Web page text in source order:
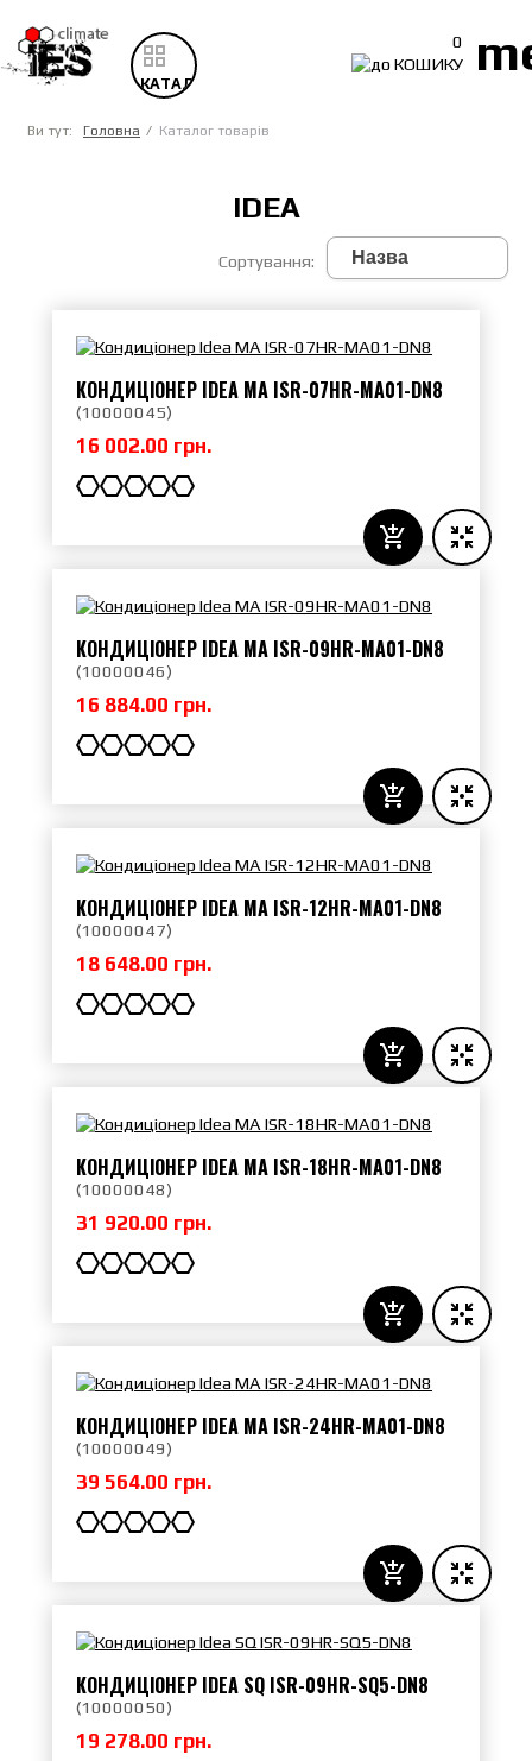
КАТАЛОГ
0
Ви тут: Головна Каталог товарів
IDEA
Сортування:
КОНДИЦІОНЕР IDEA MA ISR-07HR-MA01-DN8
(10000045)
16 002.00 грн.
КОНДИЦІОНЕР IDEA MA ISR-09HR-MA01-DN8
(10000046)
16 884.00 грн.
КОНДИЦІОНЕР IDEA MA ISR-12HR-MA01-DN8
(10000047)
18 648.00 грн.
КОНДИЦІОНЕР IDEA MA ISR-18HR-MA01-DN8
(10000048)
31 920.00 грн.
КОНДИЦІОНЕР IDEA MA ISR-24HR-MA01-DN8
(10000049)
39 564.00 грн.
КОНДИЦІОНЕР IDEA SQ ISR-09HR-SQ5-DN8
(10000050)
19 278.00 грн.